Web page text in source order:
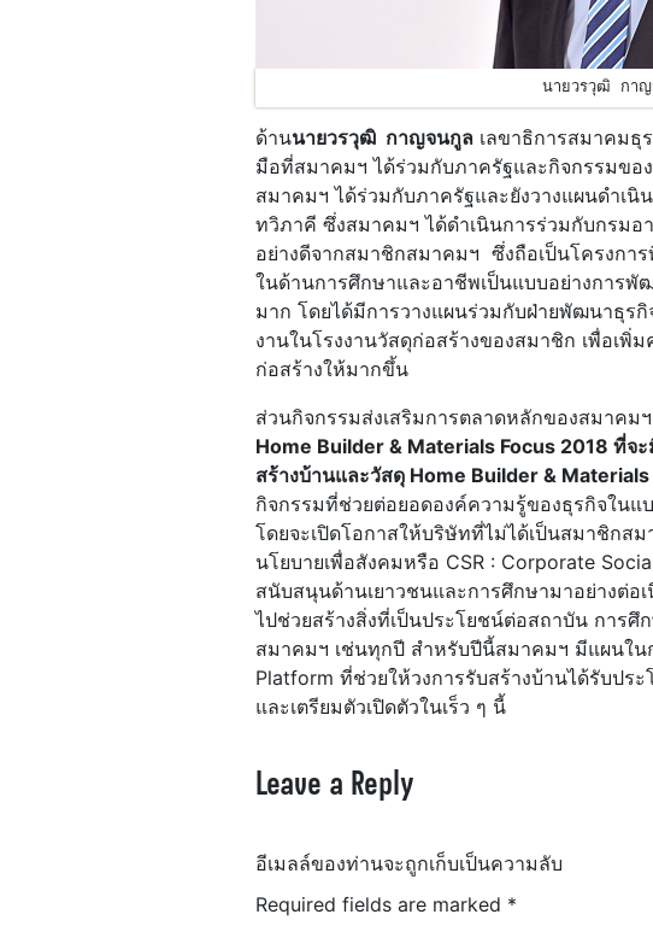
นายวรวุฒิ กาญ
ด้านนายวรวุฒิ กาญจนกูล เลขาธิการสมาคมธุ
มือที่สมาคมฯ ได้ร่วมกับภาครัฐและกิจกรรมข
สมาคมฯ ได้ร่วมกับภาครัฐและยังวางแผนดำเนิ
ทวิภาคี ซึ่งสมาคมฯ ได้ดำเนินการร่วมกับกรม
อย่างดีจากสมาชิกสมาคมฯ ซึ่งถือเป็นโครงกา
ในด้านการศึกษาและอาชีพเป็นแบบอย่างการ
มาก โดยได้มีการวางแผนร่วมกับฝ่ายพัฒนาธุร
งานในโรงงานวัสดุก่อสร้างของสมาชิก เพื่อเ
ก่อสร้างให้มากขึ้น
ส่วนกิจกรรมส่งเสริมการตลาดหลักของสมาคม
Home Builder & Materials Focus 2018 ที่จ
สร้างบ้านและวัสดุ Home Builder &
กิจกรรมที่ช่วยต่อยอดองค์ความรู้ของธุรกิจในแ
โดยจะเปิดโอกาสให้บริษัทที่ไม่ได้เป็นสมาชิก
นโยบายเพื่อสังคมหรือ CSR : Corporate
สนับสนุนด้านเยาวชนและการศึกษามาอย่างต่อ
ไปช่วยสร้างสิ่งที่เป็นประโยชน์ต่อสถาบัน การ
สมาคมฯ เช่นทุกปี สำหรับปีนี้สมาคมฯ มีแผนใ
Platform ที่ช่วยให้วงการรับสร้างบ้านได้รับป
และเตรียมตัวเปิดตัวในเร็ว ๆ นี้
Leave a Reply
อีเมลล์ของท่านจะถูกเก็บเป็นความลับ
Required fields are marked *